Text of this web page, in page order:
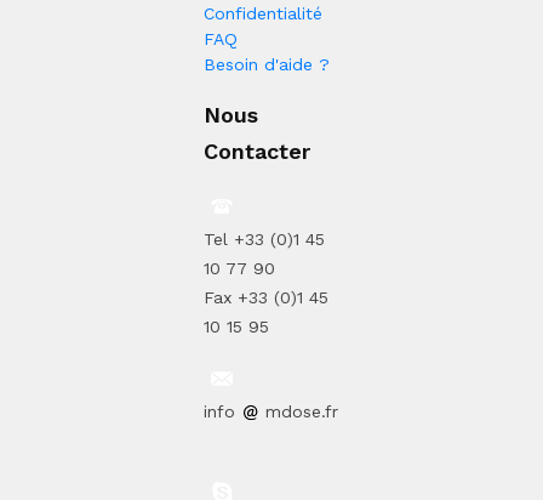
Confidentialité
FAQ
Besoin d'aide ?
Nous
Contacter
Tel +33 (0)1 45
10 77 90
Fax +33 (0)1 45
10 15 95
info mdose.fr